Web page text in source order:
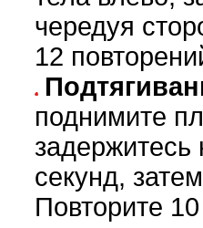
чередуя
12
поднимите
задержитесь
секунд,
Повторите